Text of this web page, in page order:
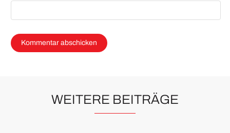
WEITERE BEITRÄGE